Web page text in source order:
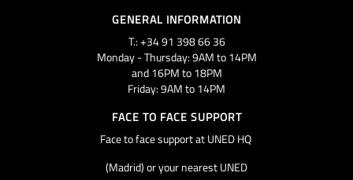
GENERAL INFORMATION
T.: +34 91 398 66 36
Monday - Thursday: 9AM to 14PM
and 16PM to 18PM
Friday: 9AM to 14PM
FACE TO FACE SUPPORT
Face to face support at UNED HQ
(Madrid) or your nearest UNED